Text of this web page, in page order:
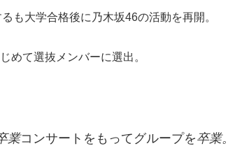
も大学合格後に乃木坂46の活動を再開。
めて選抜メンバーに選出。
業コンサートをもってグループを卒業。